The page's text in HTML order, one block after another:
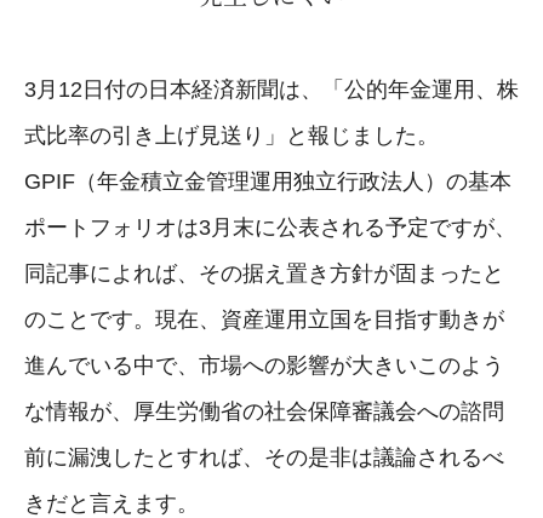
3月12日付の日本経済新聞は、「公的年金運用、株
式比率の引き上げ見送り」と報じました。
GPIF（年金積立金管理運用独立行政法人）の基本
ポートフォリオは3月末に公表される予定ですが、
同記事によれば、その据え置き方針が固まったと
のことです。現在、資産運用立国を目指す動きが
進んでいる中で、市場への影響が大きいこのよう
な情報が、厚生労働省の社会保障審議会への諮問
前に漏洩したとすれば、その是非は議論されるべ
きだと言えます。